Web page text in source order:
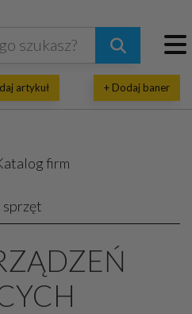
artykuł + Dodaj baner
firm
sprzęt